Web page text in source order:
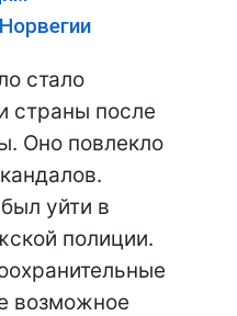
стало
страны после
Оно повлекло
уйти в
полиции.
возможное